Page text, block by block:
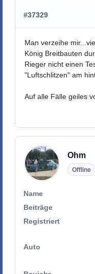
#37329
Man verzeihe
König Breitbauten
Rieger nicht einen
"Luftschlitzen" am
Auf alle Fälle geiles
Ohm
Offline
Name
Beiträge
Registriert
Auto